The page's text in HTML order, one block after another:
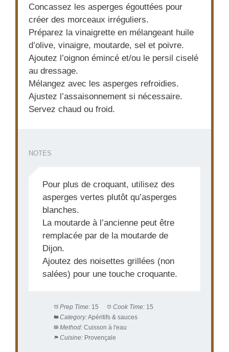
Concassez les asperges égouttées pour
créer des morceaux irréguliers.
Préparez la vinaigrette en mélangeant huile
d’olive, vinaigre, moutarde, sel et poivre.
Ajoutez l’oignon émincé et/ou le persil ciselé
au dressage.
Mélangez avec les asperges refroidies.
Ajustez l’assaisonnement si nécessaire.
Servez chaud ou froid.
NOTES
Pour plus de croquant, utilisez des
asperges vertes plutôt qu’asperges
blanches.
La moutarde à l’ancienne peut être
remplacée par de la moutarde de
Dijon.
Ajoutez des noisettes grillées (non
salées) pour une touche croquante.
Prep Time: 15 Cook Time: 15
Category:Apéritifs & sauces
Method: Cuisson à l'eau
Cuisine: Provençale